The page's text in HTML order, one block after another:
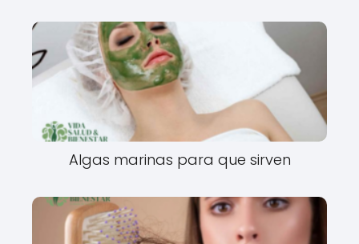
Algas marinas para que sirven